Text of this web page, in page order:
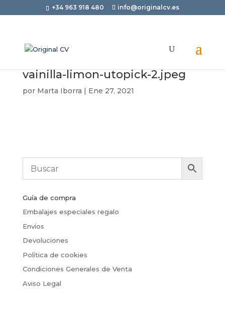
+34 963 918 480 info@originalcv.es
vainilla-limon-utopick-2.jpeg
por Marta Iborra | Ene 27, 2021
Guía de compra
Embalajes especiales regalo
Envíos
Devoluciones
Política de cookies
Condiciones Generales de Venta
Aviso Legal